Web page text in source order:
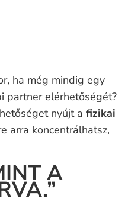
ha még mindig egy
partner elérhetőségét?
nyújt a fizikai
arra koncentrálhatsz,
A